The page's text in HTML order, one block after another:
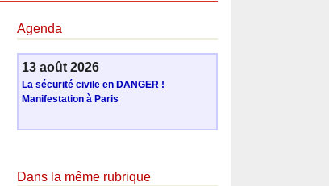
Agenda
13 août 2026
La sécurité civile en DANGER !
Manifestation à Paris
Dans la même rubrique